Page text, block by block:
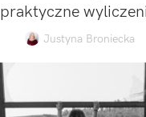
praktyczne
Justyna Broniecka